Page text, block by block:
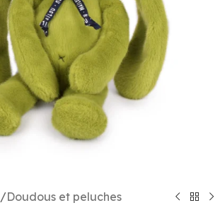
/Doudous et peluches